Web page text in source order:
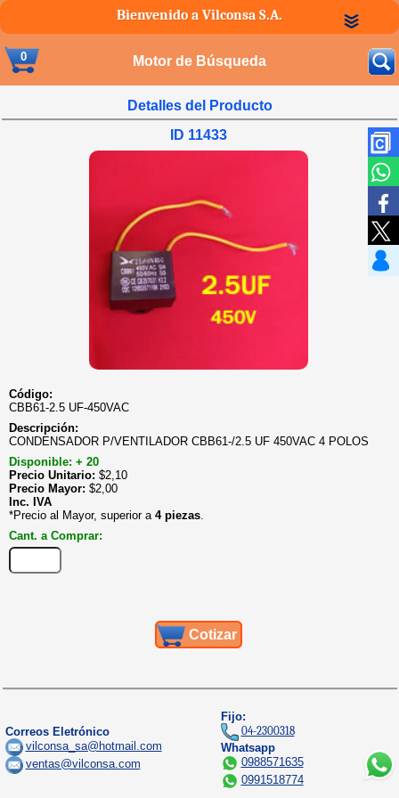
Bienvenido a Vilconsa S.A.
0 Motor de Búsqueda
Detalles del Producto
ID 11433
Código:
CBB61-2.5 UF-450VAC
Descripción:
CONDENSADOR P/VENTILADOR CBB61-/2.5 UF 450VAC 4 POLOS
Disponible: + 20
Precio Unitario: $2,10
Precio Mayor: $2,00
Inc. IVA
*Precio al Mayor, superior a 4 piezas
Cant. a Comprar:
Cotizar
Correos Eletrónico
vilconsa_sa@hotmail.com
ventas@vilconsa.com
Fijo:
04-2300318
Whatsapp
0988571635
0991518774